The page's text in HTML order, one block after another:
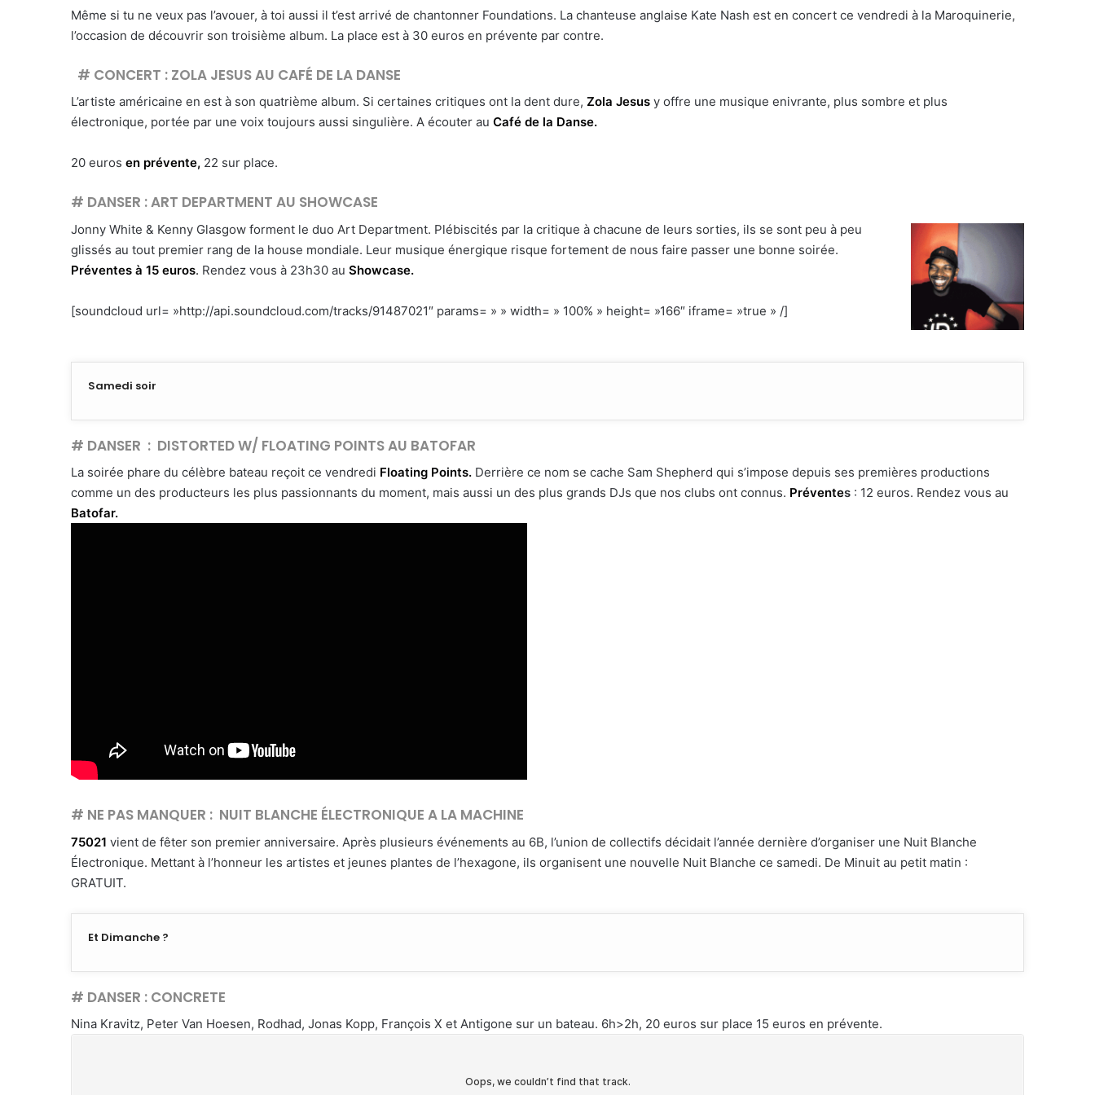
Même si tu ne veux pas l’avouer, à toi aussi il t’est arrivé de chantonner Foundations. La chanteuse anglaise Kate Nash est en concert ce vendredi à la Maroquinerie,
l’occasion de découvrir son troisième album. La place est à 30 euros en prévente par contre.
# CONCERT : ZOLA JESUS AU CAFÉ DE LA DANSE
L’artiste américaine en est à son quatrième album. Si certaines critiques ont la dent dure, Zola Jesus y offre une musique enivrante, plus sombre et plus
électronique, portée par une voix toujours aussi singulière. A écouter au Café de la Danse.
20 euros en prévente, 22 sur place.
# DANSER : ART DEPARTMENT AU SHOWCASE
Jonny White & Kenny Glasgow forment le duo Art Department. Plébiscités par la critique à chacune de leurs sorties, ils se sont peu à peu
glissés au tout premier rang de la house mondiale. Leur musique énergique risque fortement de nous faire passer une bonne soirée.
Préventes à 15 euros. Rendez vous à 23h30 au Showcase.
[soundcloud url= »http://api.soundcloud.com/tracks/91487021″ params= » » width= » 100% » height= »166″ iframe= »true » /]
Samedi soir
# DANSER : DISTORTED W/ FLOATING POINTS AU BATOFAR
La soirée phare du célèbre bateau reçoit ce vendredi Floating Points. Derrière ce nom se cache Sam Shepherd qui s’impose depuis ses premières productions
comme un des producteurs les plus passionnants du moment, mais aussi un des plus grands DJs que nos clubs ont connus. Préventes : 12 euros. Rendez vous au
Batofar.
# NE PAS MANQUER : NUIT BLANCHE ÉLECTRONIQUE A LA MACHINE
75021 vient de fêter son premier anniversaire. Après plusieurs événements au 6B, l’union de collectifs décidait l’année dernière d’organiser une Nuit Blanche
Électronique. Mettant à l’honneur les artistes et jeunes plantes de l’hexagone, ils organisent une nouvelle Nuit Blanche ce samedi. De Minuit au petit matin :
GRATUIT.
Et Dimanche ?
# DANSER : CONCRETE
Nina Kravitz, Peter Van Hoesen, Rodhad, Jonas Kopp, François X et Antigone sur un bateau. 6h>2h, 20 euros sur place 15 euros en prévente.